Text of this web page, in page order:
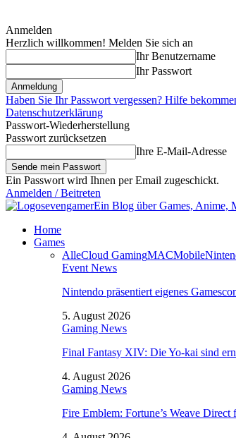
Anmelden
Herzlich willkommen! Melden Sie sich an
Ihr Benutzername
Ihr Passwort
Haben Sie Ihr Passwort vergessen? Hilfe
Datenschutzerklärung
Passwort-Wiederherstellung
Passwort zurücksetzen
Ihre E-Mail-Adresse
Ein Passwort wird Ihnen per Email zugeschickt.
Anmelden / Beitreten
sevengamerEin Blog über Games, Anime,
Home
Games
AlleCloud GamingMACMobile
Event News
Nintendo präsentiert eigenes
5. August 2026
Gaming News
Final Fantasy XIV: Die Yo-kai sind
4. August 2026
Gaming News
Fire Emblem: Fortune’s Weave Direct